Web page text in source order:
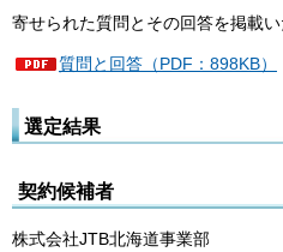
寄せられた質問とその回答を掲載
質問と回答（PDF：898KB）
選定結果
契約候補者
株式会社JTB北海道事業部